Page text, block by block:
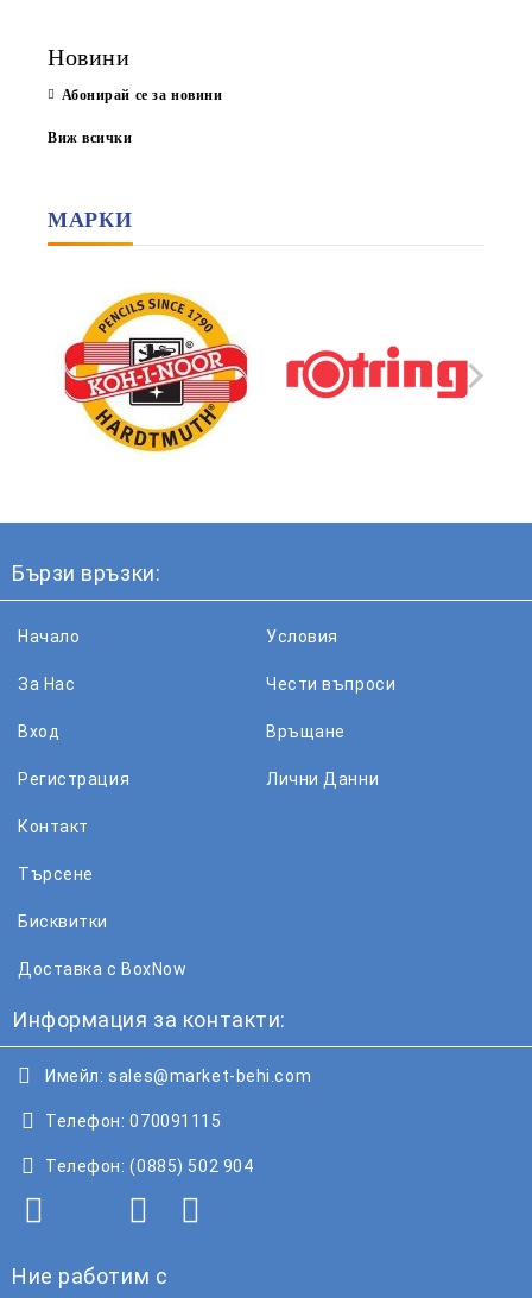
Новини
Абонирай се за новини
Виж всички
МАРКИ
Бързи връзки:
Начало
За Нас
Вход
Регистрация
Условия
Чести въпроси
Връщане
Лични Данни
Контакт
Търсене
Бисквитки
Доставка с BoxNow
Информация за контакти:
Имейл: sales@market-behi.com
Телефон: 070091115
Телефон: (0885) 502 904
Ние работим с